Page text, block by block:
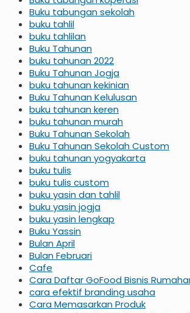
Buku tabungan sekolah
buku tahlil
buku tahlilan
Buku Tahunan
buku tahunan 2022
Buku Tahunan Jogja
buku tahunan kekinian
Buku Tahunan Kelulusan
buku tahunan keren
buku tahunan murah
Buku Tahunan Sekolah
Buku Tahunan Sekolah Custom
buku tahunan yogyakarta
buku tulis
buku tulis custom
buku yasin dan tahlil
buku yasin jogja
buku yasin lengkap
Buku Yassin
Bulan April
Bulan Februari
Cafe
Cara Daftar GoFood Bisnis
cara efektif branding usaha
Cara Memasarkan Produk